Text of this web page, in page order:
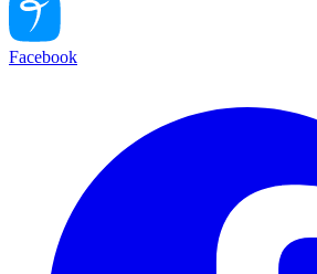
Facebook